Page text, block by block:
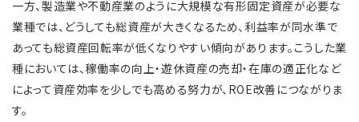
一方、製造業や不動産業のように大規模な有形固定資産が必要な
業種では、どうしても総資産が大きくなるため、利益率が同水準で
あっても総資産回転率が低くなりやすい傾向があります。こうした業
種においては、稼働率の向上・遊休資産の売却・在庫の適正化など
によって資産効率を少しでも高める努力が、ROE改善につながりま
す。